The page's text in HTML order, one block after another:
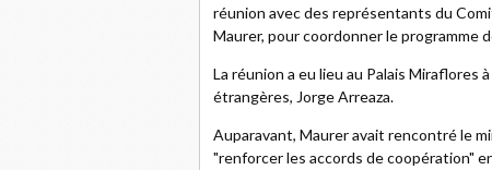
réunion avec des représentants du
Maurer, pour coordonner le programme
La réunion a eu lieu au Palais Miraflores
étrangères, Jorge Arreaza.
Auparavant, Maurer avait rencontré le
"renforcer les accords de coopération"